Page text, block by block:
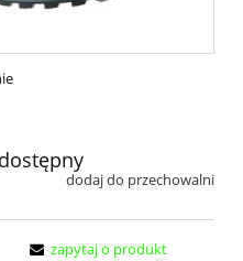
dodaj do przechowalni
zapytaj o produkt